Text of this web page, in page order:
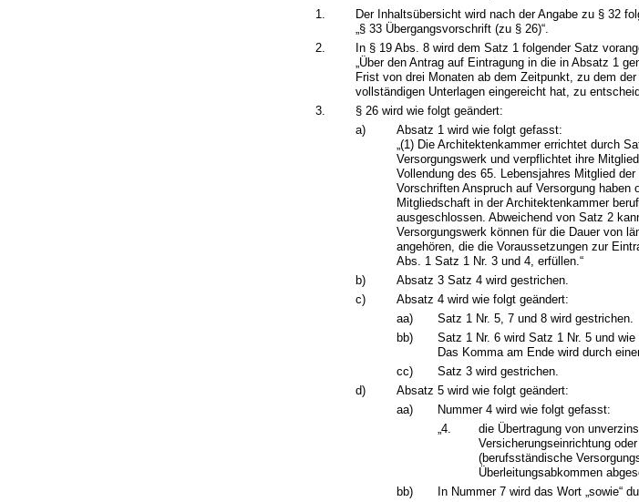
1.
Der Inhaltsübersicht wird nach der Angabe zu § 32
„§ 33 Übergangsvorschrift (zu § 26)“.
2.
In § 19 Abs. 8 wird dem Satz 1 folgender Satz
„Über den Antrag auf Eintragung in die in Absatz 1
Frist von drei Monaten ab dem Zeitpunkt, zu dem
vollständigen Unterlagen eingereicht hat, zu
3.
§ 26 wird wie folgt geändert:
a)
Absatz 1 wird wie folgt gefasst:
„(1) Die Architektenkammer errichtet durch
Versorgungswerk und verpflichtet ihre
Vollendung des 65. Lebensjahres Mitglied
Vorschriften Anspruch auf Versorgung haben
Mitgliedschaft in der Architektenkammer
ausgeschlossen. Abweichend von Satz 2
Versorgungswerk können für die Dauer von
angehören, die die Voraussetzungen zur
Abs. 1 Satz 1 Nr. 3 und 4, erfüllen.“
b)
Absatz 3 Satz 4 wird gestrichen.
c)
Absatz 4 wird wie folgt geändert:
aa)
Satz 1 Nr. 5, 7 und 8 wird gestrichen.
bb)
Satz 1 Nr. 6 wird Satz 1 Nr. 5 und wie
Das Komma am Ende wird durch
cc)
Satz 3 wird gestrichen.
d)
Absatz 5 wird wie folgt geändert:
aa)
Nummer 4 wird wie folgt gefasst:
„4.
die Übertragung von
Versicherungseinrichtung
(berufsständische
Überleitungsabkommen
bb)
In Nummer 7 wird das Wort „sowie“